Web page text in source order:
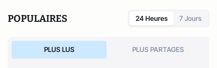
POPULAIRES 24 Heures 7 Jours
PLUS LUS PLUS PARTAGES